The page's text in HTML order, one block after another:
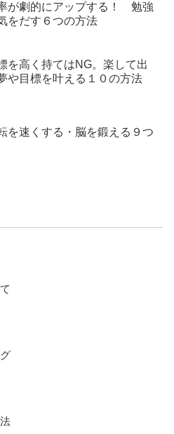
が劇的にアップする！ 勉強
をだす６つの方法
を高く持てはNG。楽して出
や目標を叶える１０の方法
を速くする・脳を鍛える９つ